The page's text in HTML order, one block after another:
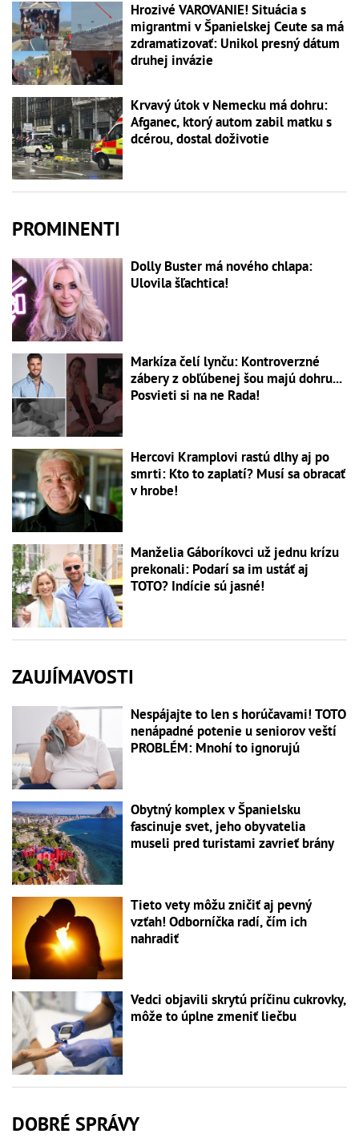
Hrozivé VAROVANIE! Situácia s
migrantmi v Španielskej Ceute sa má
zdramatizovať: Unikol presný dátum
druhej invázie
Krvavý útok v Nemecku má dohru:
Afganec, ktorý autom zabil matku s
dcérou, dostal doživotie
PROMINENTI
Dolly Buster má nového chlapa:
Ulovila šľachtica!
Markíza čelí lynču: Kontroverzné
zábery z obľúbenej šou majú dohru...
Posvieti si na ne Rada!
Hercovi Kramplovi rastú dlhy aj po
smrti: Kto to zaplatí? Musí sa obracať
v hrobe!
Manželia Gáboríkovci už jednu krízu
prekonali: Podarí sa im ustáť aj
TOTO? Indície sú jasné!
ZAUJÍMAVOSTI
Nespájajte to len s horúčavami! TOTO
nenápadné potenie u seniorov veští
PROBLÉM: Mnohí to ignorujú
Obytný komplex v Španielsku
fascinuje svet, jeho obyvatelia
museli pred turistami zavrieť brány
Tieto vety môžu zničiť aj pevný
vzťah! Odborníčka radí, čím ich
nahradiť
Vedci objavili skrytú príčinu cukrovky,
môže to úplne zmeniť liečbu
DOBRÉ SPRÁVY